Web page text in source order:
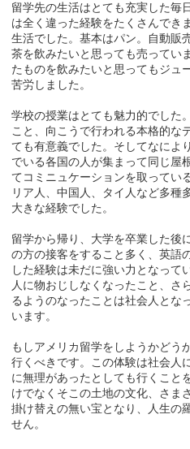
留学先の生活はとても充実した毎
は全く違った経験をたくさんでき
生活でした。基本はパン。自動販
茶を飲みたいと思っても売ってい
たものを飲みたいと思ってもジュ
苦労しました。
学校の授業はとても魅力的でした
こと、向こうで行われる本格的な
ても有意義でした。そしてなによ
でいる各国の人が集まって同じ屋
てコミニュケーションを取ってい
リア人、中国人、タイ人など多種
大きな経験でした。
留学から帰り、大学を卒業した後
の方の接客をすること多く、英語
した経験は未だに強い力となって
人に物おじしなくなったこと、さ
るようのなったことは社会人とな
います。
もしアメリカ留学をしようかどう
行くべきです。この体験は社会人
に無理があったとしても行くこと
けでなくそこの土地の文化、さま
掛け替えの無い宝となり、人生の
せん。